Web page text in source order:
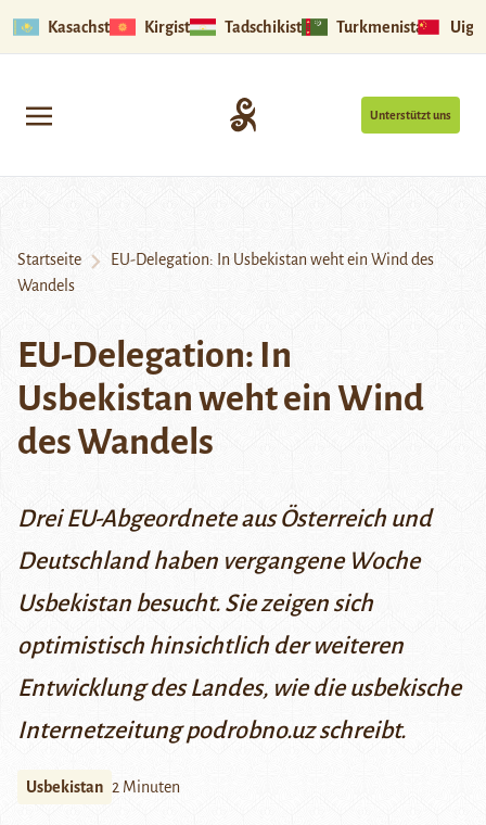
Kasachstan Kirgistan Tadschikistan Turkmenistan
Unterstützt uns
Startseite
EU-Delegation: In Usbekistan weht ein Wind des
Wandels
EU-Delegation: In
Usbekistan weht ein Wind
des Wandels
Drei EU-Abgeordnete aus Österreich und
Deutschland haben vergangene Woche
Usbekistan besucht. Sie zeigen sich
optimistisch hinsichtlich der weiteren
Entwicklung des Landes, wie die usbekische
Internetzeitungpodrobno.uzschreibt.
Usbekistan 2 Minuten